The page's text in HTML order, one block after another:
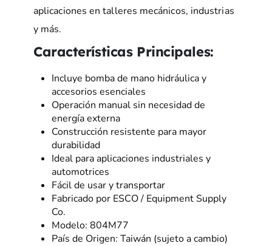
aplicaciones en talleres mecánicos, industrias
y más.
Características Principales:
Incluye bomba de mano hidráulica y
accesorios esenciales
Operación manual sin necesidad de
energía externa
Construcción resistente para mayor
durabilidad
Ideal para aplicaciones industriales y
automotrices
Fácil de usar y transportar
Fabricado por ESCO / Equipment Supply
Co.
Modelo: 804M77
País de Origen: Taiwán (sujeto a cambio)